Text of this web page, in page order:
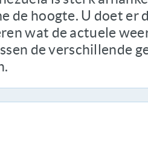
de hoogte. U doet er
wat de actuele
de verschillende